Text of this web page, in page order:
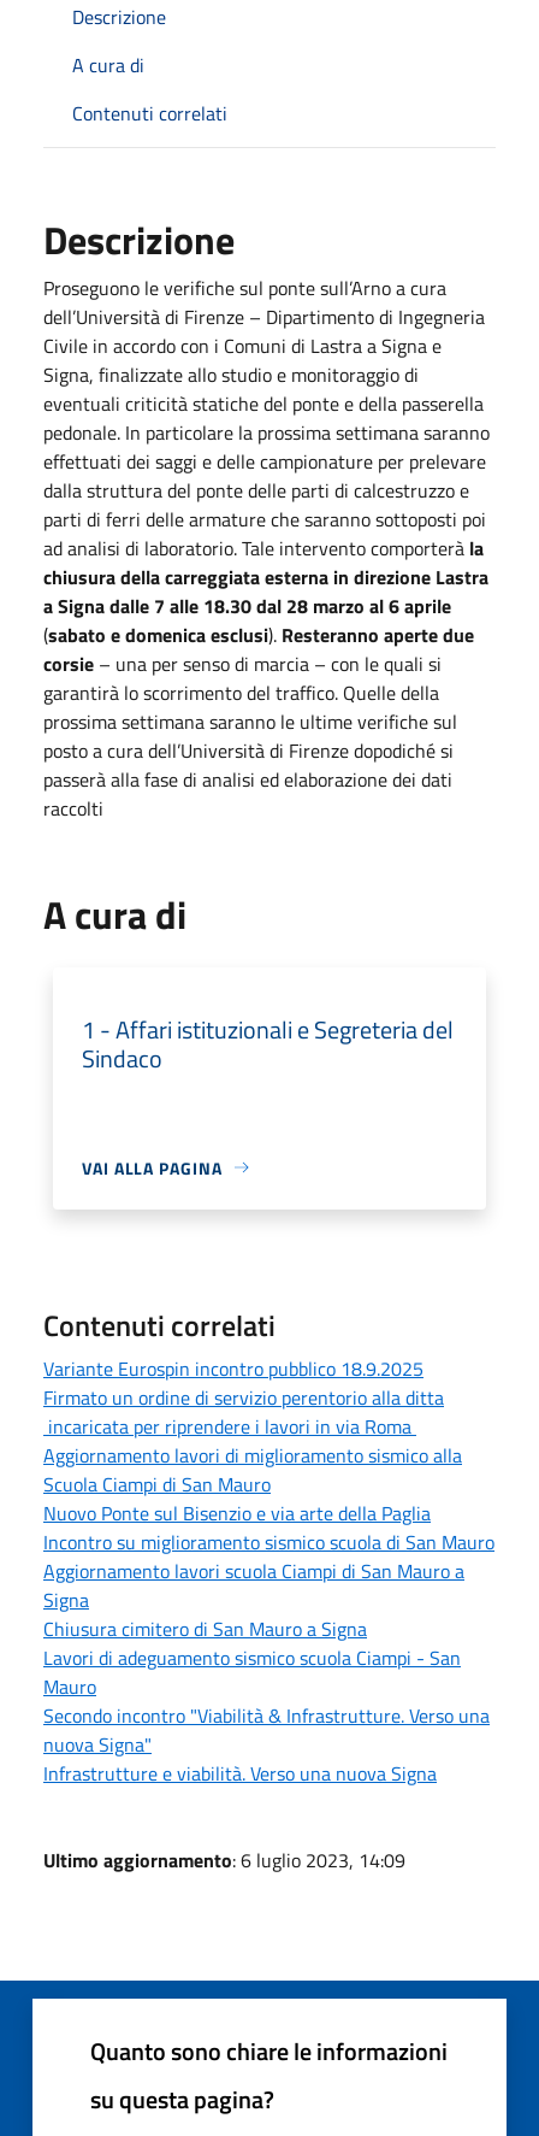
Descrizione
A cura di
Contenuti correlati
Descrizione
Proseguono le verifiche sul ponte sull’Arno a cura
dell’Università di Firenze – Dipartimento di Ingegneria
Civile in accordo con i Comuni di Lastra a Signa e
Signa, finalizzate allo studio e monitoraggio di
eventuali criticità statiche del ponte e della passerella
pedonale. In particolare la prossima settimana saranno
effettuati dei saggi e delle campionature per prelevare
dalla struttura del ponte delle parti di calcestruzzo e
parti di ferri delle armature che saranno sottoposti poi
ad analisi di laboratorio. Tale intervento comporterà la
chiusura della carreggiata esterna in direzione Lastra
a Signa dalle 7 alle 18.30 dal 28 marzo al 6 aprile
(sabato e domenica esclusi). Resteranno aperte due
corsie – una per senso di marcia – con le quali si
garantirà lo scorrimento del traffico. Quelle della
prossima settimana saranno le ultime verifiche sul
posto a cura dell’Università di Firenze dopodiché si
passerà alla fase di analisi ed elaborazione dei dati
raccolti
A cura di
1 - Affari istituzionali e Segreteria del
Sindaco
VAI ALLA PAGINA
Contenuti correlati
Variante Eurospin incontro pubblico 18.9.2025
Firmato un ordine di servizio perentorio alla ditta
incaricata per riprendere i lavori in via Roma
Aggiornamento lavori di miglioramento sismico alla
Scuola Ciampi di San Mauro
Nuovo Ponte sul Bisenzio e via arte della Paglia
Incontro su miglioramento sismico scuola di San Mauro
Aggiornamento lavori scuola Ciampi di San Mauro a
Signa
Chiusura cimitero di San Mauro a Signa
Lavori di adeguamento sismico scuola Ciampi - San
Mauro
Secondo incontro "Viabilità & Infrastrutture. Verso una
nuova Signa"
Infrastrutture e viabilità. Verso una nuova Signa
Ultimo aggiornamento: 6 luglio 2023, 14:09
Quanto sono chiare le informazioni
su questa pagina?